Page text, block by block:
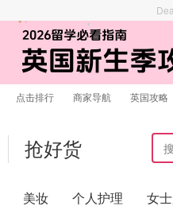
点击排行 商家导航 英国攻略
抢好货
美妆 个人护理 女